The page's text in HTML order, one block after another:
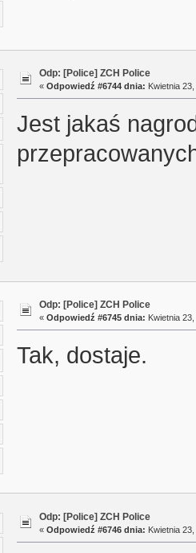
Odp: [Police] ZCH Police
« Odpowiedź #6744 dnia: Kwietnia
Jest jakaś
Odp: [Police] ZCH Police
« Odpowiedź #6745 dnia: Kwietnia
Tak, dostaje.
Odp: [Police] ZCH Police
« Odpowiedź #6746 dnia: Kwietnia